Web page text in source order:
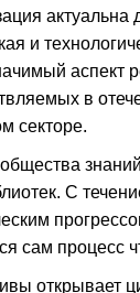
актуальна
и
аспект
в
секторе.
С
сам процесс
открывает